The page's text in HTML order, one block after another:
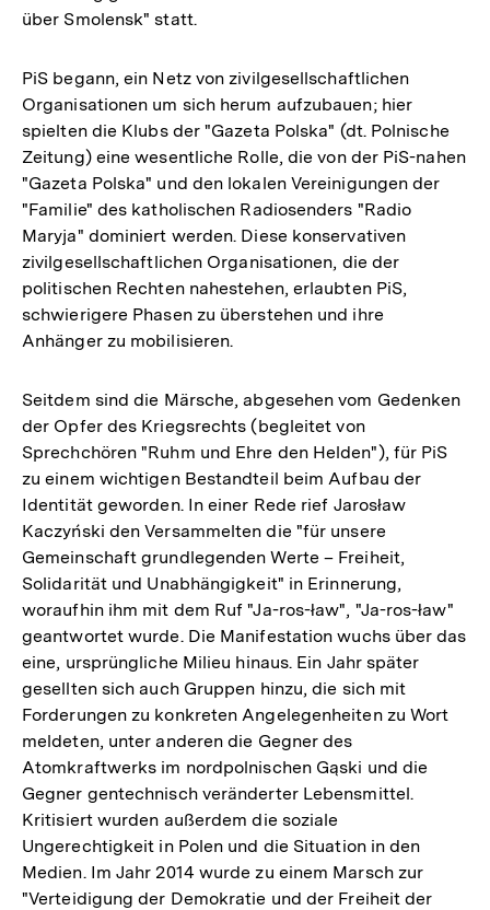
über Smolensk" statt.
PiS begann, ein Netz von zivilgesellschaftlichen
Organisationen um sich herum aufzubauen; hier
spielten die Klubs der "Gazeta Polska" (dt. Polnische
Zeitung) eine wesentliche Rolle, die von der PiS-nahen
"Gazeta Polska" und den lokalen Vereinigungen der
"Familie" des katholischen Radiosenders "Radio
Maryja" dominiert werden. Diese konservativen
zivilgesellschaftlichen Organisationen, die der
politischen Rechten nahestehen, erlaubten PiS,
schwierigere Phasen zu überstehen und ihre
Anhänger zu mobilisieren.
Seitdem sind die Märsche, abgesehen vom Gedenken
der Opfer des Kriegsrechts (begleitet von
Sprechchören "Ruhm und Ehre den Helden"), für PiS
zu einem wichtigen Bestandteil beim Aufbau der
Identität geworden. In einer Rede rief Jarosław
Kaczyński den Versammelten die "für unsere
Gemeinschaft grundlegenden Werte – Freiheit,
Solidarität und Unabhängigkeit" in Erinnerung,
woraufhin ihm mit dem Ruf "Ja-ros-ław", "Ja-ros-ław"
geantwortet wurde. Die Manifestation wuchs über das
eine, ursprüngliche Milieu hinaus. Ein Jahr später
gesellten sich auch Gruppen hinzu, die sich mit
Forderungen zu konkreten Angelegenheiten zu Wort
meldeten, unter anderen die Gegner des
Atomkraftwerks im nordpolnischen Gąski und die
Gegner gentechnisch veränderter Lebensmittel.
Kritisiert wurden außerdem die soziale
Ungerechtigkeit in Polen und die Situation in den
Medien. Im Jahr 2014 wurde zu einem Marsch zur
"Verteidigung der Demokratie und der Freiheit der